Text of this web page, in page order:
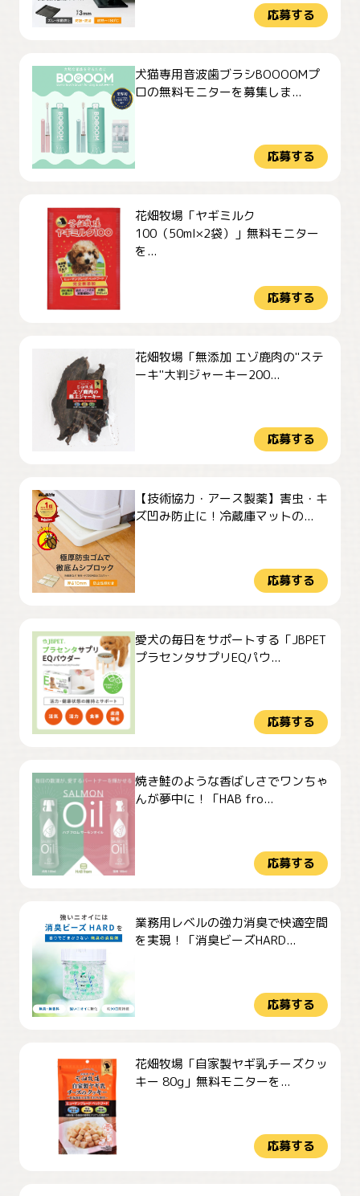
応募する
犬猫専用音波歯ブラシBOOOOMプ
ロの無料モニターを募集しま...
応募する
花畑牧場「ヤギミルク
100（50ml×2袋）」無料モニター
を...
応募する
花畑牧場「無添加 エゾ鹿肉の"ステ
ーキ"大判ジャーキー200...
応募する
【技術協力・アース製薬】害虫・キ
ズ凹み防止に！冷蔵庫マットの...
応募する
愛犬の毎日をサポートする「JBPET
プラセンタサプリEQパウ...
応募する
焼き鮭のような香ばしさでワンちゃ
んが夢中に！「HAB fro...
応募する
業務用レベルの強力消臭で快適空間
を実現！「消臭ビーズHARD...
応募する
花畑牧場「自家製ヤギ乳チーズクッ
キー 80g」無料モニターを...
応募する